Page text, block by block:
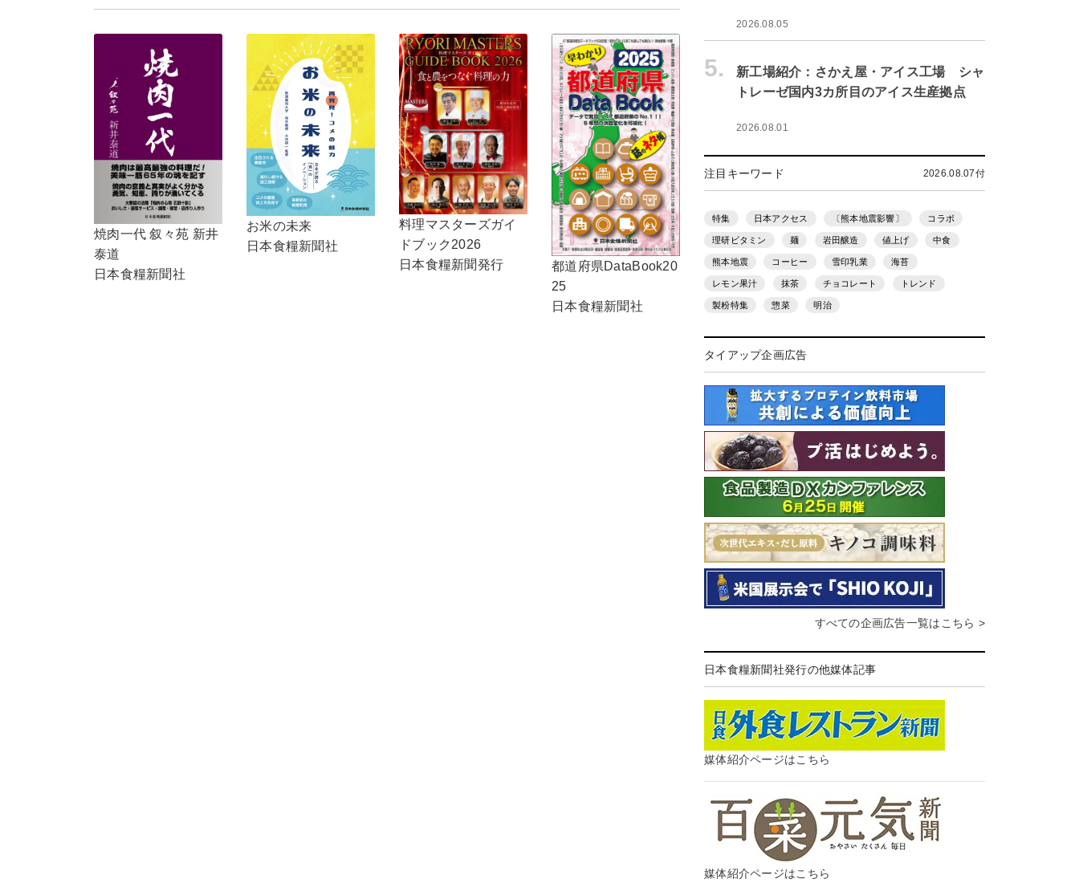
焼肉一代 叙々苑 新井
泰道
日本食糧新聞社
お米の未来
日本食糧新聞社
料理マスターズガイ
ドブック2026
日本食糧新聞発行
都道府県DataBook20
25
日本食糧新聞社
2026.08.05
5.
新工場紹介：さかえ屋・アイス工場 シャ
トレーゼ国内3カ所目のアイス生産拠点
2026.08.01
注目キーワード 2026.08.07付
特集 日本アクセス 〔熊本地震影響〕 コラボ
理研ビタミン 麺 岩田醸造 値上げ 中食
熊本地震 コーヒー 雪印乳業 海苔
レモン果汁 抹茶 チョコレート トレンド
製粉特集 惣菜 明治
タイアップ企画広告
すべての企画広告一覧はこちら >
日本食糧新聞社発行の他媒体記事
媒体紹介ページはこちら
媒体紹介ページはこちら